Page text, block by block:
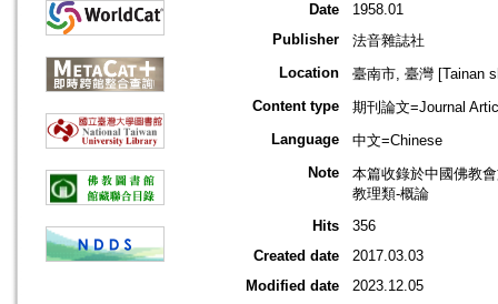
Date
1958.01
Publisher
法音雜誌社
Location
臺南市, 臺灣 [Tainan
Content type
期刊論文=Journal
Language
中文=Chinese
Note
本篇收錄於中國佛教
教理類-概論
Hits
356
Created date
2017.03.03
Modified date
2023.12.05